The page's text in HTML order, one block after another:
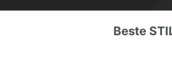
BEZAHLEN KANNST DU MIT
Beste